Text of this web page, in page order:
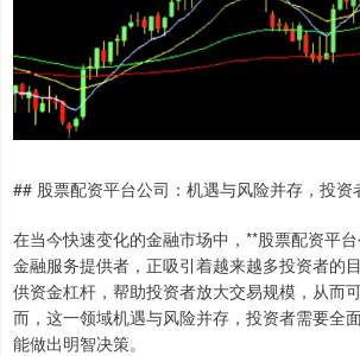
## 股票配资平台公司：机遇与风险并存，投资
在当今快速变化的金融市场中，**股票配资平
金融服务提供者，正吸引着越来越多投资者的
供资金杠杆，帮助投资者放大交易规模，从而
而，这一领域机遇与风险并存，投资者需要全
能做出明智决策。